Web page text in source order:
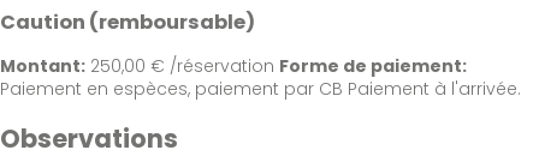
Caution (remboursable)
Montant: 250,00 € /réservation Forme de paiement:
Paiement en espèces, paiement par CB Paiement à l'arrivée.
Observations